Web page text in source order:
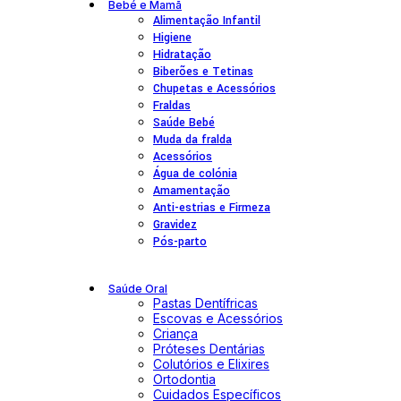
Bebé e Mamã
Alimentação Infantil
Higiene
Hidratação
Biberões e Tetinas
Chupetas e Acessórios
Fraldas
Saúde Bebé
Muda da fralda
Acessórios
Água de colónia
Amamentação
Anti-estrias e Firmeza
Gravidez
Pós-parto
Saúde Oral
Pastas Dentífricas
Escovas e Acessórios
Criança
Próteses Dentárias
Colutórios e Elixires
Ortodontia
Cuidados Específicos